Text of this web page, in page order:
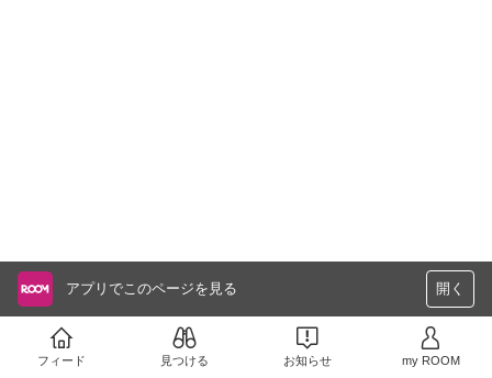
アプリでこのページを見る 開く
フィード 見つける お知らせ my ROOM